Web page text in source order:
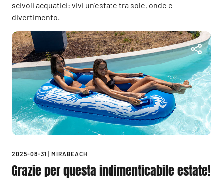
scivoli acquatici: vivi un’estate tra sole, onde e
divertimento.
2025-08-31 MIRABEACH
Grazie per questa indimenticabile estate!